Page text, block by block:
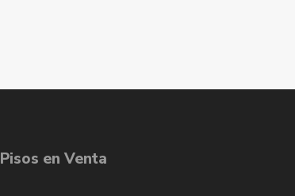
Pisos en Venta